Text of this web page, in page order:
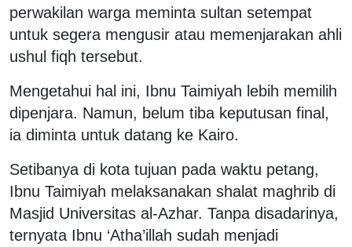
perwakilan warga meminta sultan setempat
untuk segera mengusir atau memenjarakan ahli
ushul fiqh tersebut.
Mengetahui hal ini, Ibnu Taimiyah lebih memilih
dipenjara. Namun, belum tiba keputusan final,
ia diminta untuk datang ke Kairo.
Setibanya di kota tujuan pada waktu petang,
Ibnu Taimiyah melaksanakan shalat maghrib di
Masjid Universitas al-Azhar. Tanpa disadarinya,
ternyata Ibnu ‘Atha’illah sudah menjadi